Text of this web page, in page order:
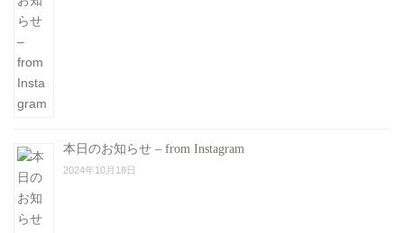
本日のお知らせ – from Instagram
2024年10月18日